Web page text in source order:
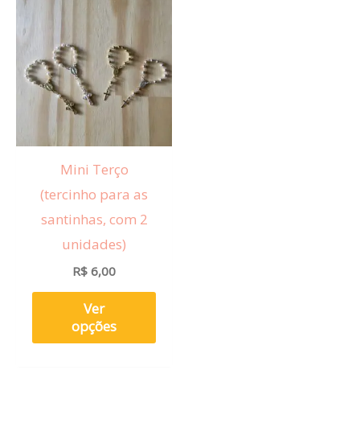
Mini Terço
(tercinho para as
santinhas, com 2
unidades)
R$ 6,00
Ver
opções
várias
variantes.
opções